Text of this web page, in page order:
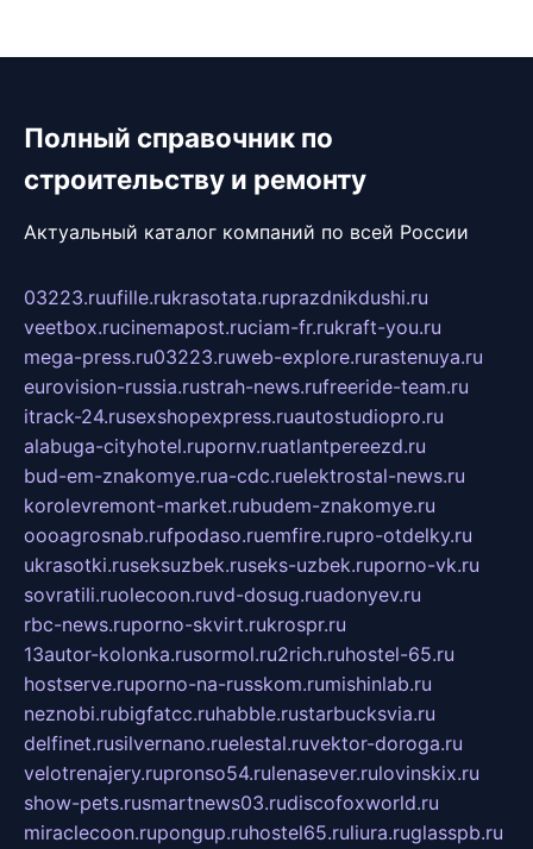
Полный справочник по
строительству и ремонту
Актуальный каталог компаний по всей России
03223.ruufille.rukrasotata.ruprazdnikdushi.ru
veetbox.rucinemapost.ruciam-fr.rukraft-you.ru
mega-press.ru03223.ruweb-explore.rurastenuya.ru
eurovision-russia.rustrah-news.rufreeride-team.ru
itrack-24.rusexshopexpress.ruautostudiopro.ru
alabuga-cityhotel.rupornv.ruatlantpereezd.ru
bud-em-znakomye.rua-cdc.ruelektrostal-news.ru
korolevremont-market.rubudem-znakomye.ru
oooagrosnab.rufpodaso.ruemfire.rupro-otdelky.ru
ukrasotki.ruseksuzbek.ruseks-uzbek.ruporno-vk.ru
sovratili.ruolecoon.ruvd-dosug.ruadonyev.ru
rbc-news.ruporno-skvirt.rukrospr.ru
13autor-kolonka.rusormol.ru2rich.ruhostel-65.ru
hostserve.ruporno-na-russkom.rumishinlab.ru
neznobi.rubigfatcc.ruhabble.rustarbucksvia.ru
delfinet.rusilvernano.ruelestal.ruvektor-doroga.ru
velotrenajery.rupronso54.rulenasever.rulovinskix.ru
show-pets.rusmartnews03.rudiscofoxworld.ru
miraclecoon.rupongup.ruhostel65.ruliura.ruglasspb.ru